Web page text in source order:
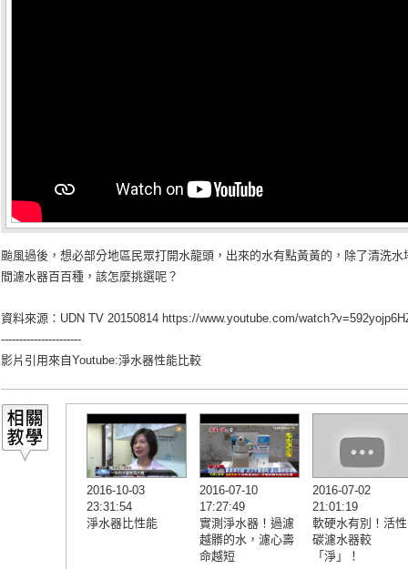
颱風過後，想必部分地區民眾打開水龍頭，出來的水有點黃黃的，除了清洗
間濾水器百百種，該怎麼挑選呢？
資料來源：UDN TV 20150814 https://www.youtube.com/
----------------------
影片引用來自Youtube:淨水器性能比較
2016-10-03
23:31:54
淨水器比性能
2016-07-10
17:27:49
實測淨水器！過濾
越髒的水，濾心壽
命越短
2016-07-02
21:01:19
軟硬水有別！活性
碳濾水器較
「淨」！